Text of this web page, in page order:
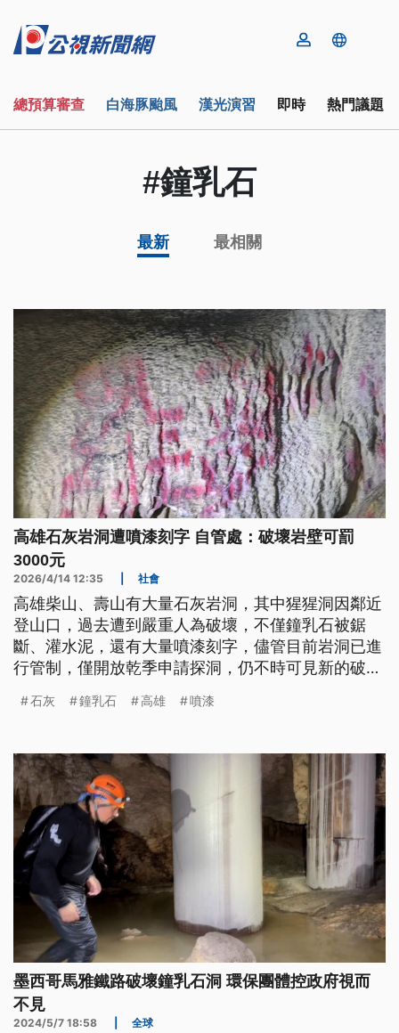
總預算審查 白海豚颱風 漢光演習 即時 熱門議題
#鐘乳石
最新 最相關
高雄石灰岩洞遭噴漆刻字 自管處：破壞岩壁可罰
3000元
2026/4/14 12:35 社會
高雄柴山、壽山有大量石灰岩洞，其中猩猩洞因鄰近
登山口，過去遭到嚴重人為破壞，不僅鐘乳石被鋸
斷、灌水泥，還有大量噴漆刻字，儘管目前岩洞已進
行管制，僅開放乾季申請探洞，仍不時可見新的破壞
強巡視，也提醒民眾，擅自探洞或破壞可依法裁罰。
石灰 鐘乳石 高雄 噴漆
墨西哥馬雅鐵路破壞鐘乳石洞 環保團體控政府視而
不見
2024/5/7 18:58 全球